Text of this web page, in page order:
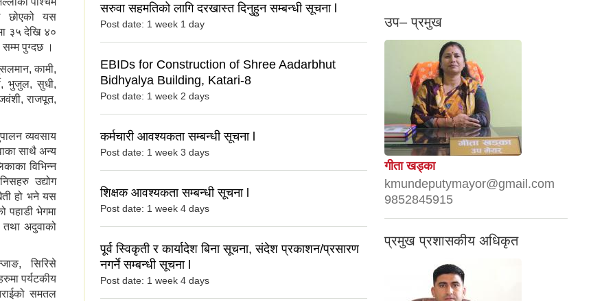
छोएको यस
३५ देखि ४०
पुग्दछ ।
कामी,
भुजुल, सुधी,
राजपूत,
व्यवसाय
साथै अन्य
विभिन्न
उद्योग
हो भने यस
पहाडी भेगमा
तथा अदुवाको
सिरिसे
पर्यटकीय
समतल
सरुवा सहमतिको लागि दरखास्त दिनुहुन सम्बन्धी सूचना l
Post date: 1 week 1 day
EBIDs for Construction of Shree Aadarbhut
Bidhyalya Building, Katari-8
Post date: 1 week 2 days
कर्मचारी आवश्यकता सम्बन्धी सूचना l
Post date: 1 week 3 days
शिक्षक आवश्यकता सम्बन्धी सूचना l
Post date: 1 week 4 days
पूर्व स्विकृती र कार्यादेश बिना सूचना, संदेश प्रकाशन/प्रसारण
नगर्ने सम्बन्धी सूचना l
Post date: 1 week 4 days
उप– प्रमुख
गीता खड्का
kmundeputymayor@gmail.com
9852845915
प्रमुख प्रशासकीय अधिकृत